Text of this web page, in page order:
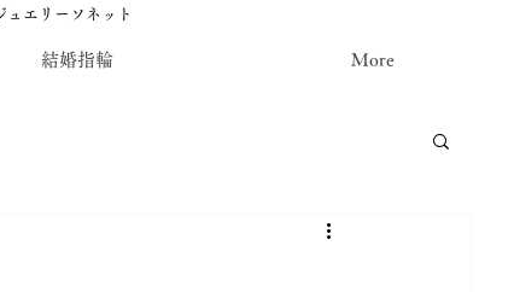
ュエリーソネット
結婚指輪 More
カラーストーン・レアストーンルース